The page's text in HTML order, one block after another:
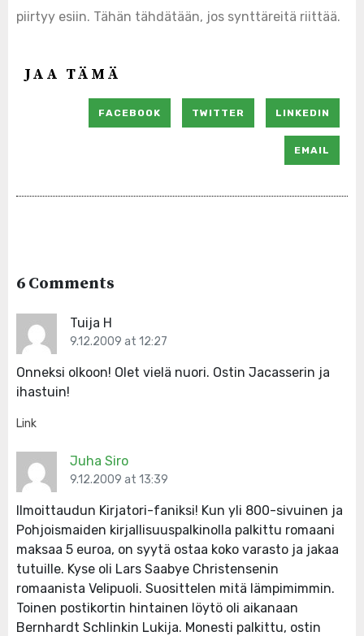
piirtyy esiin. Tähän tähdätään, jos synttäreitä riittää.
JAA TÄMÄ
FACEBOOK TWITTER LINKEDIN
EMAIL
6 Comments
Tuija H
9.12.2009 at 12:27
Onneksi olkoon! Olet vielä nuori. Ostin Jacasserin ja
ihastuin!
Link
Juha Siro
9.12.2009 at 13:39
Ilmoittaudun Kirjatori-faniksi! Kun yli 800-sivuinen ja
Pohjoismaiden kirjallisuuspalkinolla palkittu romaani
maksaa 5 euroa, on syytä ostaa koko varasto ja jakaa
tutuille. Kyse oli Lars Saabye Christensenin
romaanista Velipuoli. Suosittelen mitä lämpimimmin.
Toinen postikortin hintainen löytö oli aikanaan
Bernhardt Schlinkin Lukija. Monesti palkittu, ostin